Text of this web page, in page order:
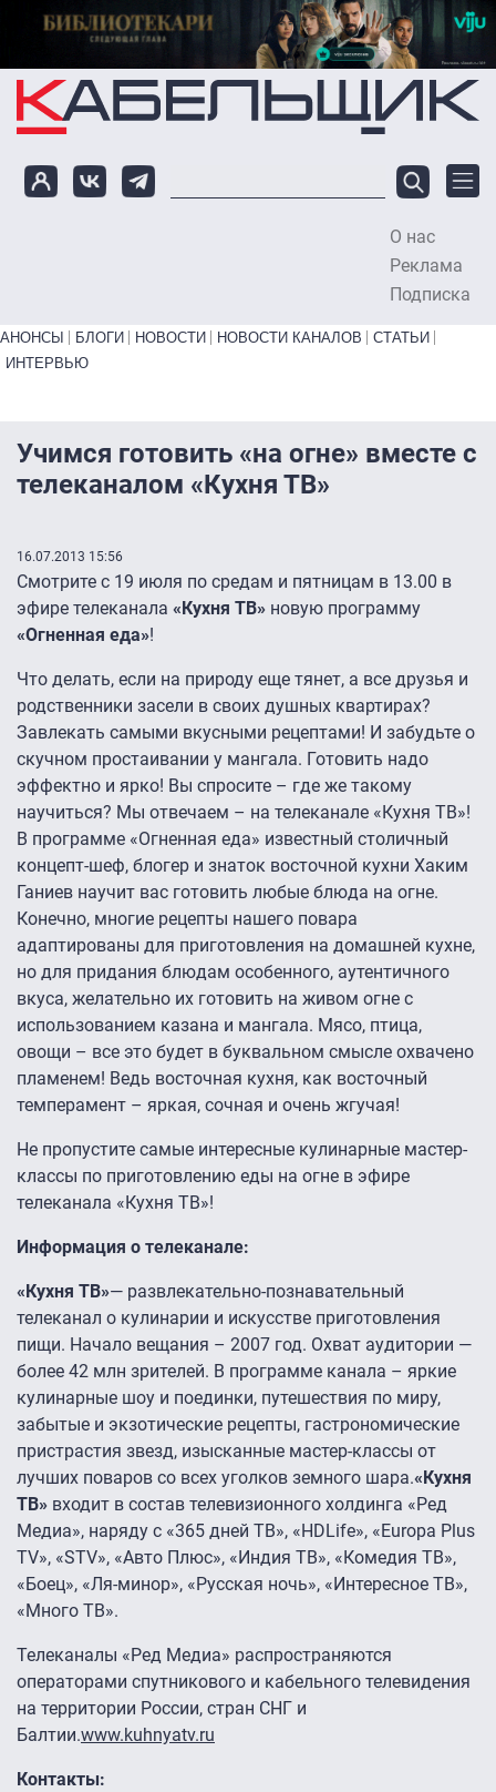
Перейти к основному содержанию
О нас
Реклама
Подписка
Primary links bottom
АНОНСЫ БЛОГИ НОВОСТИ НОВОСТИ КАНАЛОВ
СТАТЬИ
ИНТЕРВЬЮ
Учимся готовить «на огне» вместе с
телеканалом «Кухня ТВ»
16.07.2013 15:56
Смотрите с 19 июля по средам и пятницам в 13.00 в
эфире телеканала «Кухня ТВ» новую программу
«Огненная еда»!
Что делать, если на природу еще тянет, а все друзья и
родственники засели в своих душных квартирах?
Завлекать самыми вкусными рецептами! И забудьте о
скучном простаивании у мангала. Готовить надо
эффектно и ярко! Вы спросите – где же такому
научиться? Мы отвечаем – на телеканале «Кухня ТВ»!
В программе «Огненная еда» известный столичный
концепт-шеф, блогер и знаток восточной кухни Хаким
Ганиев научит вас готовить любые блюда на огне.
Конечно, многие рецепты нашего повара
адаптированы для приготовления на домашней кухне,
но для придания блюдам особенного, аутентичного
вкуса, желательно их готовить на живом огне с
использованием казана и мангала. Мясо, птица,
овощи – все это будет в буквальном смысле охвачено
пламенем! Ведь восточная кухня, как восточный
темперамент – яркая, сочная и очень жгучая!
Не пропустите самые интересные кулинарные мастер-
классы по приготовлению еды на огне в эфире
телеканала «Кухня ТВ»!
Информация о телеканале:
«Кухня ТВ»— развлекательно-познавательный
телеканал о кулинарии и искусстве приготовления
пищи. Начало вещания – 2007 год. Охват аудитории —
более 42 млн зрителей. В программе канала – яркие
кулинарные шоу и поединки, путешествия по миру,
забытые и экзотические рецепты, гастрономические
пристрастия звезд, изысканные мастер-классы от
лучших поваров со всех уголков земного шара.« Кухня
ТВ» входит в состав телевизионного холдинга «Ред
Медиа», наряду с «365 дней ТВ», «HDLife», «Europa Plus
TV», «STV», «Авто Плюс», «Индия ТВ», «Комедия ТВ»,
«Боец», «Ля-минор», «Русская ночь», «Интересное ТВ»,
«Много ТВ».
Телеканалы «Ред Медиа» распространяются
операторами спутникового и кабельного телевидения
на территории России, стран СНГ и
Балтии.www.kuhnyatv.ru
Контакты: